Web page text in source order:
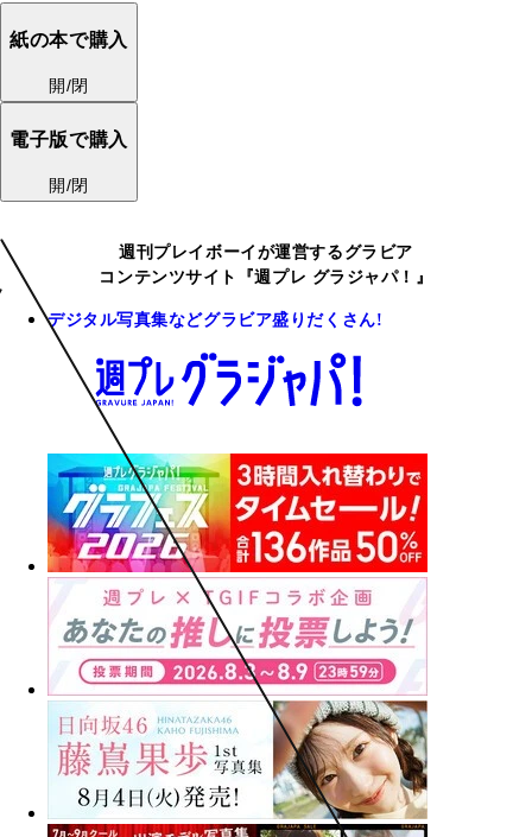
紙の本で購入
開/閉
電子版で購入
開/閉
週刊プレイボーイが運営するグラビア
コンテンツサイト『週プレ グラジャパ！』
デジタル写真集などグラビア盛りだくさん!